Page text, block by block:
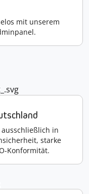
mit unserem
in
starke
Konformität.